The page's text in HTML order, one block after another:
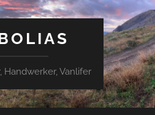
Handwerker, Vanlifer